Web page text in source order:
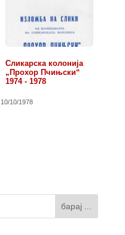
Сликарска колонија
„Прохор Пчињски“
1974 - 1978
10/10/1978